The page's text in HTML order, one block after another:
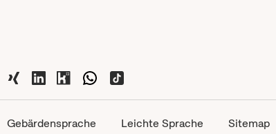
Gebärdensprache Leichte Sprache Sitemap